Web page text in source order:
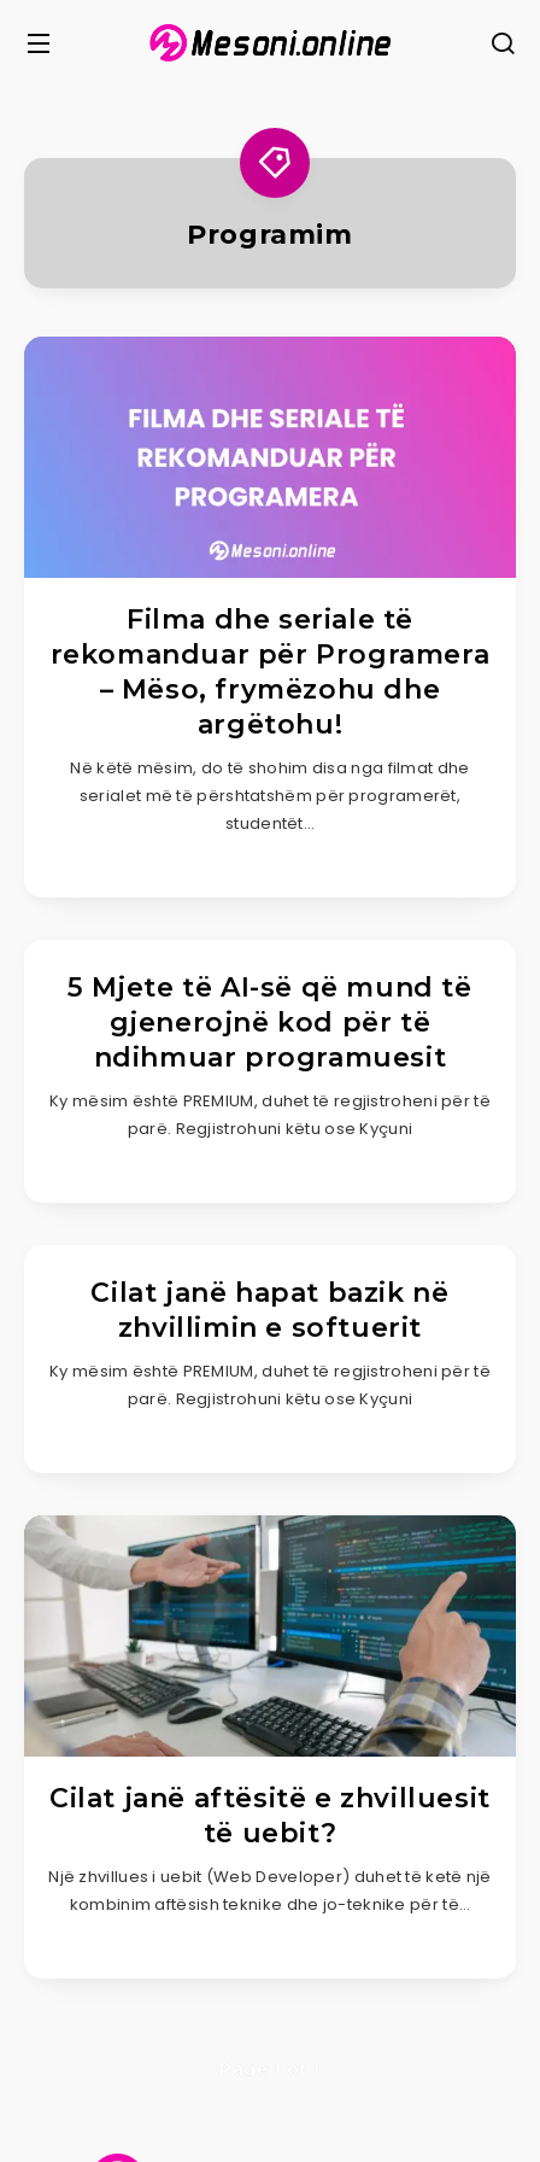
Programim
Filma dhe seriale të
rekomanduar për Programera
– Mëso, frymëzohu dhe
argëtohu!
Në këtë mësim, do të shohim disa nga filmat dhe
serialet më të përshtatshëm për programerët,
studentët…
5 Mjete të AI-së që mund të
gjenerojnë kod për të
ndihmuar programuesit
Ky mësim është PREMIUM, duhet të regjistroheni për të
parë. Regjistrohuni këtu ose Kyçuni
Cilat janë hapat bazik në
zhvillimin e softuerit
Ky mësim është PREMIUM, duhet të regjistroheni për të
parë. Regjistrohuni këtu ose Kyçuni
Cilat janë aftësitë e zhvilluesit
të uebit?
Një zhvillues i uebit (Web Developer) duhet të ketë një
kombinim aftësish teknike dhe jo-teknike për të…